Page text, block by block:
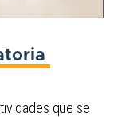
que se